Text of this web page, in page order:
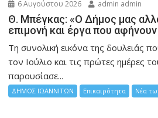
6 Αυγούστου 2026 admin admin
Θ. Μπέγκας: «Ο Δήμος μας
επιμονή και έργα που
Τη συνολική εικόνα της δουλειάς
τον Ιούλιο και τις πρώτες ημέρες
παρουσίασε...
ΔΗΜΟΣ ΙΩΑΝΝΙΤΩΝ Επικαιρότητα Νέα